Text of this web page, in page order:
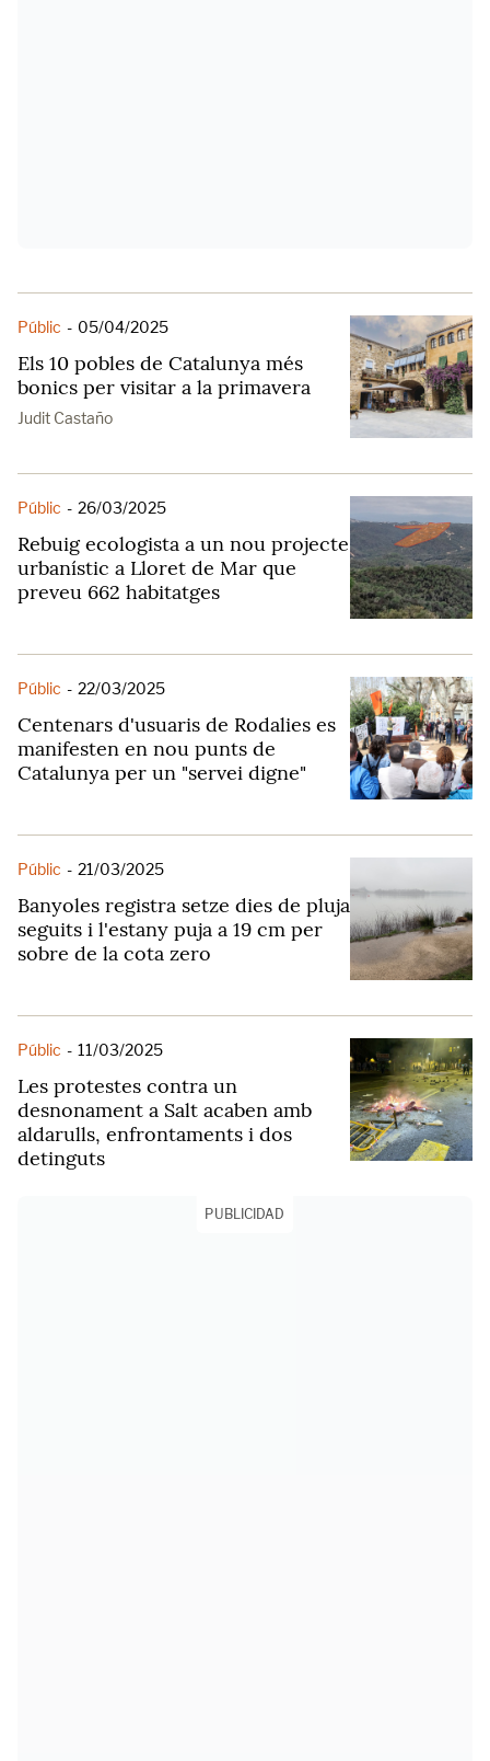
Públic - 05/04/2025
Els 10 pobles de Catalunya més
bonics per visitar a la primavera
Judit Castaño
Públic - 26/03/2025
Rebuig ecologista a un nou projecte
urbanístic a Lloret de Mar que
preveu 662 habitatges
Públic - 22/03/2025
Centenars d'usuaris de Rodalies es
manifesten en nou punts de
Catalunya per un "servei digne"
Públic - 21/03/2025
Banyoles registra setze dies de pluja
seguits i l'estany puja a 19 cm per
sobre de la cota zero
Públic - 11/03/2025
Les protestes contra un
desnonament a Salt acaben amb
aldarulls, enfrontaments i dos
detinguts
PUBLICIDAD